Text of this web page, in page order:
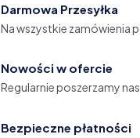
Darmowa Przesyłka
Na wszystkie zamówienia
Nowości w ofercie
Regularnie poszerzamy
Bezpieczne płatności